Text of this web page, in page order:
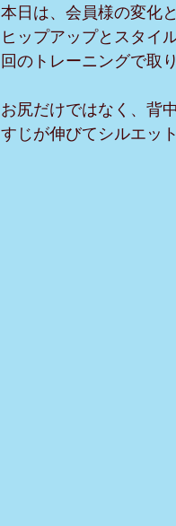
本日は、会員様の変化
ヒップアップとスタイ
回のトレーニングで取
お尻だけではなく、背
すじが伸びてシルエッ